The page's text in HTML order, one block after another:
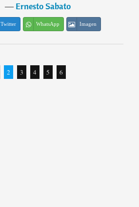
―Ernesto Sabato
Twitter WhatsApp Imagen
2 3 4 5 6